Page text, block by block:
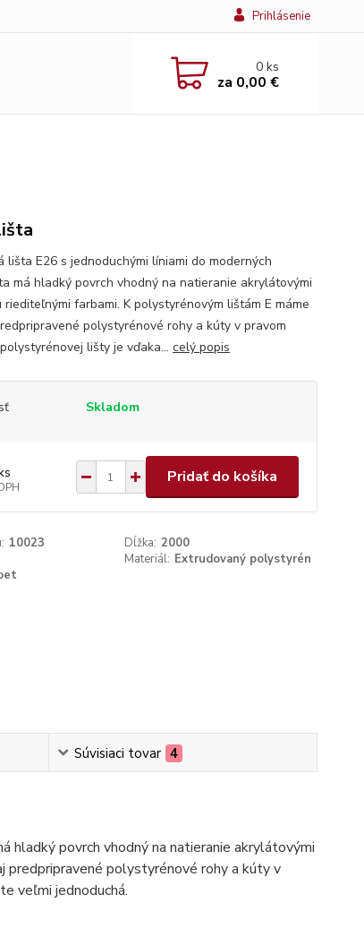
Prihlásenie
0ks
za 0,00 €
lišta E26 s jednoduchými líniami do moderných
má hladký povrch vhodný na natieranie akrylátovými
riediteľnými farbami. K polystyrénovým lištám E máme
polystyrénové rohy a kúty v pravom
lišty je vďaka... celý popis
Skladom
Pridať do košíka
10023 Dĺžka: 2000
Materiál: Extrudovaný polystyrén
Súvisiaci tovar 4
hladký povrch vhodný na natieranie akrylátovými
predpripravené polystyrénové rohy a kúty v
veľmi jednoduchá.